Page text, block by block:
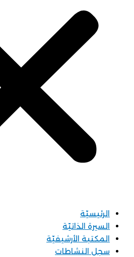
الرئيسيّة
السيرة الذاتيّة
المكتبة الأرشيفيّة
سجل النشاطات